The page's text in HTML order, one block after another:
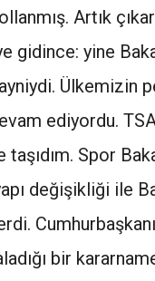
Artık
gidince: yine
Ülkemizin
ediyordu.
Spor
değişikliği ile
bir